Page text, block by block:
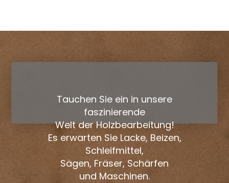
Tauchen Sie ein in unsere
faszinierende
Welt der Holzbearbeitung!
Es erwarten Sie Lacke, Beizen,
Schleifmittel,
Sägen, Fräser, Schärfen
und Maschinen.